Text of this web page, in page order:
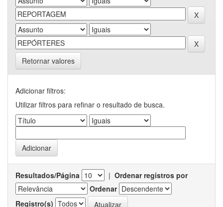
Retornar valores
Adicionar filtros:
Utilizar filtros para refinar o resultado de busca.
Resultados/Página | Ordenar registros por
Ordenar
Registro(s)